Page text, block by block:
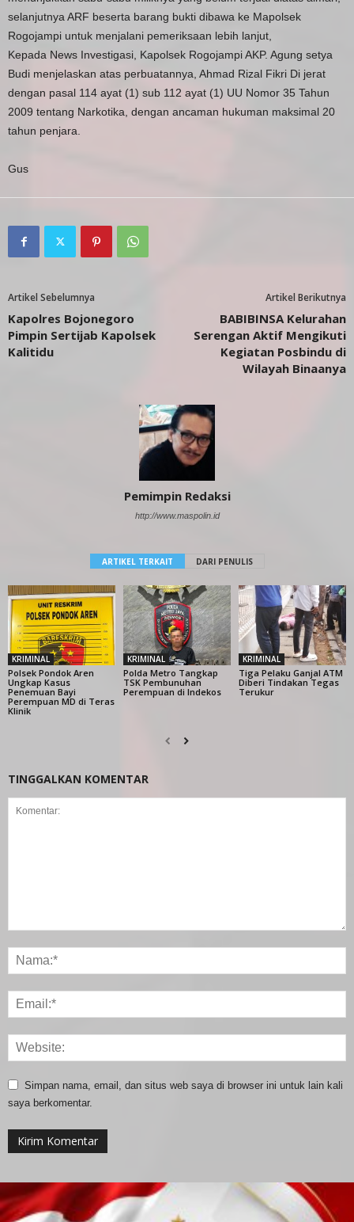
selanjutnya ARF beserta barang bukti dibawa ke Mapolsek
Rogojampi untuk menjalani pemeriksaan lebih lanjut,
Kepada News Investigasi, Kapolsek Rogojampi AKP. Agung setya
Budi menjelaskan atas perbuatannya, Ahmad Rizal Fikri Di jerat
dengan pasal 114 ayat (1) sub 112 ayat (1) UU Nomor 35 Tahun
2009 tentang Narkotika, dengan ancaman hukuman maksimal 20
tahun penjara.
Gus
Artikel Sebelumnya
Kapolres Bojonegoro
Pimpin Sertijab Kapolsek
Kalitidu
Artikel Berikutnya
BABIBINSA Kelurahan
Serengan Aktif Mengikuti
Kegiatan Posbindu di
Wilayah Binaanya
Pemimpin Redaksi
http://www.maspolin.id
ARTIKEL TERKAIT DARI PENULIS
KRIMINAL
Polsek Pondok Aren
Ungkap Kasus
Penemuan Bayi
Perempuan MD di Teras
Klinik
KRIMINAL
Polda Metro Tangkap
TSK Pembunuhan
Perempuan di Indekos
KRIMINAL
Tiga Pelaku Ganjal ATM
Diberi Tindakan Tegas
Terukur
TINGGALKAN KOMENTAR
Simpan nama, email, dan situs web saya di browser ini untuk lain kali
saya berkomentar.